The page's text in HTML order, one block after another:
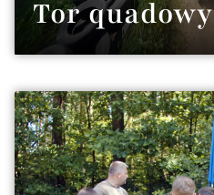
Tor quadowy